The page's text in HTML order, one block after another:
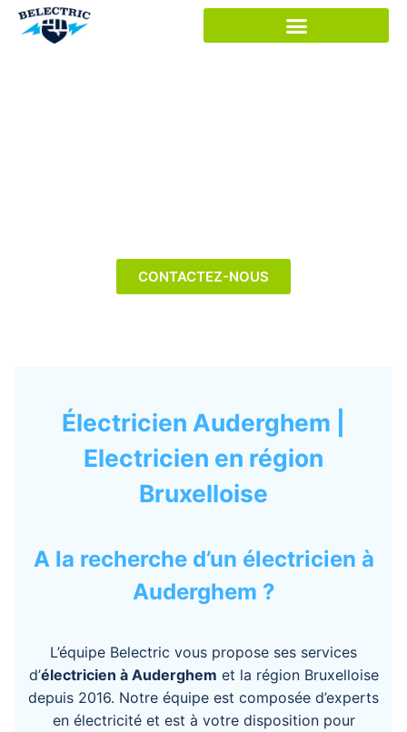
Panneau de gestion des cookies
CONTACTEZ-NOUS
Électricien Auderghem |
Electricien en région
Bruxelloise
A la recherche d’un électricien à
Auderghem ?
L’équipe Belectric vous propose ses services
d’électricien à Auderghem et la région Bruxelloise
depuis 2016. Notre équipe est composée d’experts
en électricité et est à votre disposition pour